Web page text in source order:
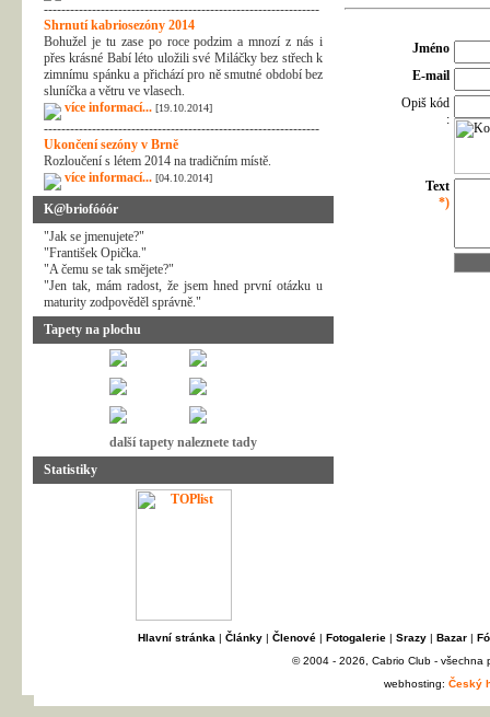
---------------------------------------------------------------
Shrnutí kabriosezóny 2014
Bohužel je tu zase po roce podzim a mnozí z nás i
přes krásné Babí léto uložili své Miláčky bez střech k
zimnímu spánku a přichází pro ně smutné období bez
sluníčka a větru ve vlasech.
více informací... [19.10.2014]
---------------------------------------------------------------
Ukončení sezóny v Brně
Rozloučení s létem 2014 na tradičním místě.
více informací... [04.10.2014]
K@briofóóór
"Jak se jmenujete?"
"František Opička."
"A čemu se tak smějete?"
"Jen tak, mám radost, že jsem hned první otázku u
maturity zodpověděl správně."
Tapety na plochu
další tapety naleznete tady
Statistiky
Jméno
E-mail
Opiš kód
:
Text
*)
Hlavní stránka | Články| Členové| Fotogalerie| Srazy| Bazar|
© 2004 - 2026, Cabrio Club - všechna
webhosting: Český